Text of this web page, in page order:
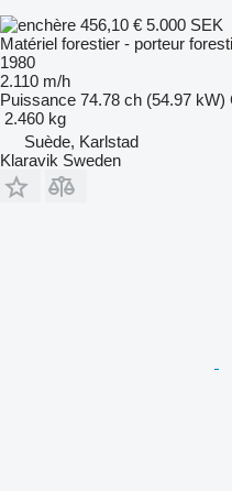
456,10 € 5.000 SEK
Matériel forestier - porteur
1980
2.110 m/h
Puissance 74.78 ch (54.97 kW)
2.460 kg
Suède, Karlstad
Klaravik Sweden